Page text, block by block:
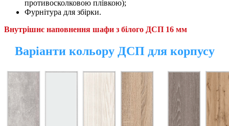
противосколковою плівкою);
Фурнітура для збірки.
Внутрішнє наповнення шафи з білого ДСП 16 мм
Варіанти кольору ДСП для корпусу